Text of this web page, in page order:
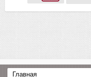
Главная